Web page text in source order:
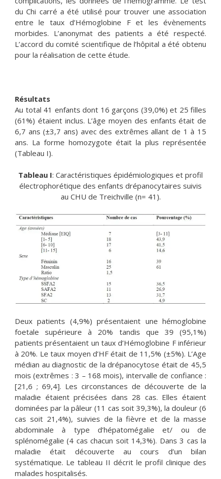
du Chi carré a été utilisé pour trouver une association
entre le taux d’Hémoglobine F et les évènements
morbides. L’anonymat des patients a été respecté.
L’accord du comité scientifique de l’hôpital a été obtenu
pour la réalisation de cette étude.
Résultats
Au total 41 enfants dont 16 garçons (39,0%) et 25 filles
(61%) étaient inclus. L’âge moyen des enfants était de
6,7 ans (±3,7 ans) avec des extrêmes allant de 1 à 15
ans. La forme homozygote était la plus représentée
(Tableau I).
Tableau I: Caractéristiques épidémiologiques et profil
électrophorétique des enfants drépanocytaires suivis
au CHU de Treichville (n= 41).
Deux patients (4,9%) présentaient une hémoglobine
foetale supérieure à 20% tandis que 39 (95,1%)
patients présentaient un taux d’Hémoglobine F inférieur
à 20%. Le taux moyen d’HF était de 11,5% (±5%). L’Age
médian au diagnostic de la drépanocytose était de 45,5
mois (extrêmes : 3 – 168 mois), intervalle de confiance :
[21,6 ; 69,4]. Les circonstances de découverte de la
maladie étaient précisées dans 28 cas. Elles étaient
dominées par la pâleur (11 cas soit 39,3%), la douleur (6
cas soit 21,4%), suivies de la fièvre et de la masse
abdominale à type d’hépatomégalie et/ ou de
splénomégalie (4 cas chacun soit 14,3%). Dans 3 cas la
maladie était découverte au cours d’un bilan
systématique. Le tableau II décrit le profil clinique des
malades hospitalisés.